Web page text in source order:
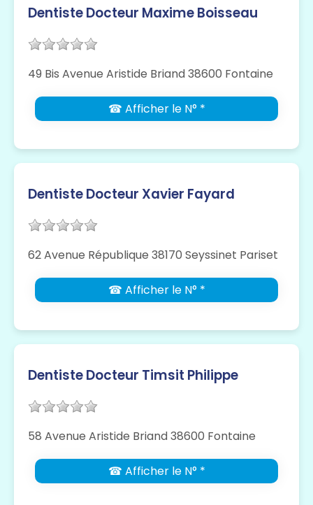
Dentiste Docteur Maxime Boisseau
49 Bis Avenue Aristide Briand 38600 Fontaine
☎ Afficher le N° *
Dentiste Docteur Xavier Fayard
62 Avenue République 38170 Seyssinet Pariset
☎ Afficher le N° *
Dentiste Docteur Timsit Philippe
58 Avenue Aristide Briand 38600 Fontaine
☎ Afficher le N° *